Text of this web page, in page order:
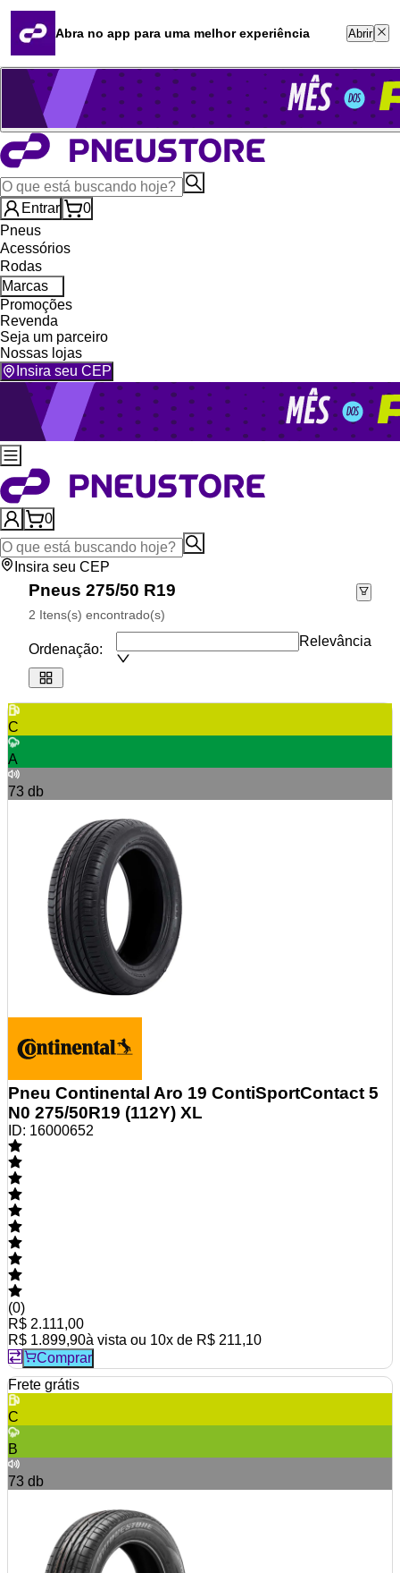
Quero revender
Blog
Whatsapp (16) 99764-8401
Televendas (47) 3046-2551
Entrar
0
Pneus
Acessórios
Rodas
Marcas
Promoções
Revenda
Seja um parceiro
Nossas lojas
Insira seu CEP
0
Insira seu CEP
Pneus 275/50 R19
2 Itens(s) encontrado(s)
Ordenação:
Relevância
C
A
73 db
Pneu Continental Aro 19 ContiSportContact 5
N0 275/50R19 (112Y) XL
ID: 16000652
(0)
R$ 2.111,00
R$ 1.899,90à vista ou 10x de R$ 211,10
Comprar
Frete grátis
C
B
73 db
Abra no app para uma melhor experiência Abrir